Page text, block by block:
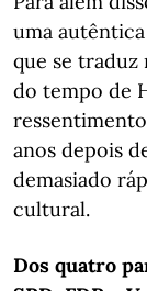
uma
que se traduz
do tempo de
anos depois
demasiado
cultural.
Dos quatro